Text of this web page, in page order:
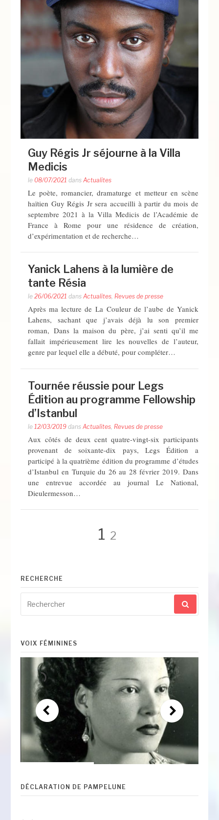
Guy Régis Jr séjourne à la Villa
Medicis
le 08/07/2021 dansActualites
Le poète, romancier, dramaturge et metteur en scène
haïtien Guy Régis Jr sera accueilli à partir du mois de
septembre 2021 à la Villa Medicis de l’Académie de
France à Rome pour une résidence de création,
d’expérimentation et de recherche…
Yanick Lahens à la lumière de
tante Résia
le26/06/2021 dansActualites,Revues de presse
Après ma lecture de La Couleur de l’aube de Yanick
Lahens, sachant que j’avais déjà lu son premier
roman, Dans la maison du père, j’ai senti qu’il me
fallait impérieusement lire les nouvelles de l’auteur,
genre par lequel elle a débuté, pour compléter…
Tournée réussie pour Legs
Édition au programme Fellowship
d’Istanbul
le 12/03/2019 dansActualites Revues de presse
Aux côtés de deux cent quatre-vingt-six participants
provenant de soixante-dix pays, Legs Édition a
participé à la quatrième édition du programme d’études
d’Istanbul en Turquie du 26 au 28 février 2019. Dans
une entrevue accordée au journal Le National,
Dieulermesson…
Pagination
des
publications
Page
1 Page
2
RECHERCHE
pour
:
VOIX FÉMININES
DÉCLARATION DE PAMPELUNE